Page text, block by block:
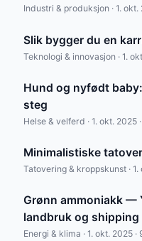
Industri & produksjon · 1. okt.
Slik bygger du en
Teknologi & innovasjon · 1.
Hund og nyfødt
steg
Helse & velferd · 1. okt. 2025
Minimalistiske
Tatovering & kroppskunst · 1.
Grønn ammoniakk —
landbruk og shipping
Energi & klima · 1. okt. 2025 ·